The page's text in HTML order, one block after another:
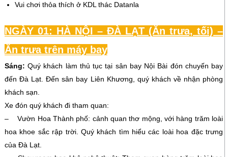
Vui chơi thỏa thích ở KDL thác Datanla
NGÀY 01: HÀ NỘI – ĐÀ LẠT (Ăn trưa, tối) –
Ăn trưa trên máy bay
Sáng: Quý khách làm thủ tục tại sân bay Nội Bài đón chuyến bay
đến Đà Lạt. Đến sân bay Liên Khương, quý khách về nhận phòng
khách sạn.
Xe đón quý khách đi tham quan:
– Vườn Hoa Thành phố: cảnh quan thơ mộng, với hàng trăm loài
hoa khoe sắc rập trời. Quý khách tìm hiểu các loài hoa đặc trưng
của Đà Lạt.